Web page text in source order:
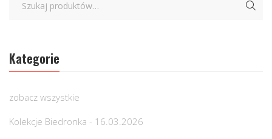
Kategorie
zobacz wszystkie
Kolekcje Biedronka - 16.03.2026